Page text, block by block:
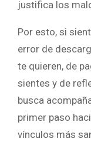
justifica los
Por esto, si
error de
te quieren, de
sientes y de
busca
primer paso
vínculos más